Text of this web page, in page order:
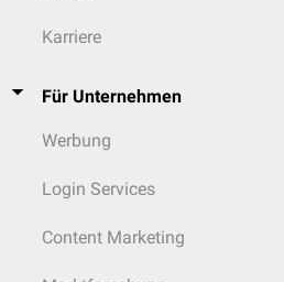
Karriere
Für Unternehmen
Werbung
Login Services
Content Marketing